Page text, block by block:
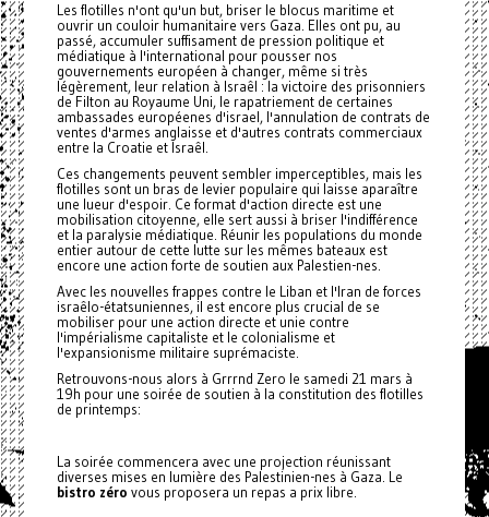
Les flotilles n'ont qu'un but, briser le blocus maritime et
ouvrir un couloir humanitaire vers Gaza. Elles ont pu, au
passé, accumuler suffisament de pression politique et
médiatique à l'international pour pousser nos
gouvernements européen à changer, même si très
légèrement, leur relation à Israêl : la victoire des prisonniers
de Filton au Royaume Uni, le rapatriement de certaines
ambassades européenes d'israel, l'annulation de contrats de
ventes d'armes anglaisse et d'autres contrats commerciaux
entre la Croatie et Israêl.
Ces changements peuvent sembler imperceptibles, mais les
flotilles sont un bras de levier populaire qui laisse aparaître
une lueur d'espoir. Ce format d'action directe est une
mobilisation citoyenne, elle sert aussi à briser l'indifférence
et la paralysie médiatique. Réunir les populations du monde
entier autour de cette lutte sur les mêmes bateaux est
encore une action forte de soutien aux Palestien-nes.
Avec les nouvelles frappes contre le Liban et l'Iran de forces
israêlo-étatsuniennes, il est encore plus crucial de se
mobiliser pour une action directe et unie contre
l'impérialisme capitaliste et le colonialisme et
l'expansionisme militaire suprémaciste.
Retrouvons-nous alors à Grrrnd Zero le samedi 21 mars à
19h pour une soirée de soutien à la constitution des flotilles
de printemps:
La soirée commencera avec une projection réunissant
diverses mises en lumière des Palestinien-nes à Gaza. Le
bistro zéro vous proposera un repas a prix libre.